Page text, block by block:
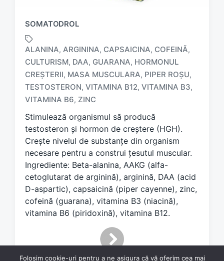
SOMATODROL
T
a
g
e
d
w
h
ALANINA, ARGININA, CAPSAICINA, COFEINĂ,
CULTURISM, DAA, GUARANA, HORMONUL
CREȘTERII, MASA MUSCULARA, PIPER ROȘU,
TESTOSTERON, VITAMINA B12, VITAMINA B3,
VITAMINA B6, ZINC
Stimulează organismul să producă
testosteron și hormon de creștere (HGH).
Crește nivelul de substanțe din organism
necesare pentru a construi țesutul muscular.
Ingrediente: Beta-alanina, AAKG (alfa-
cetoglutarat de arginină), arginină, DAA (acid
D-aspartic), capsaicină (piper cayenne), zinc,
cofeină (guarana), vitamina B3 (niacină),
vitamina B6 (piridoxină), vitamina B12.
Folosim cookie-uri pentru a ne asigura că vă oferim cea mai